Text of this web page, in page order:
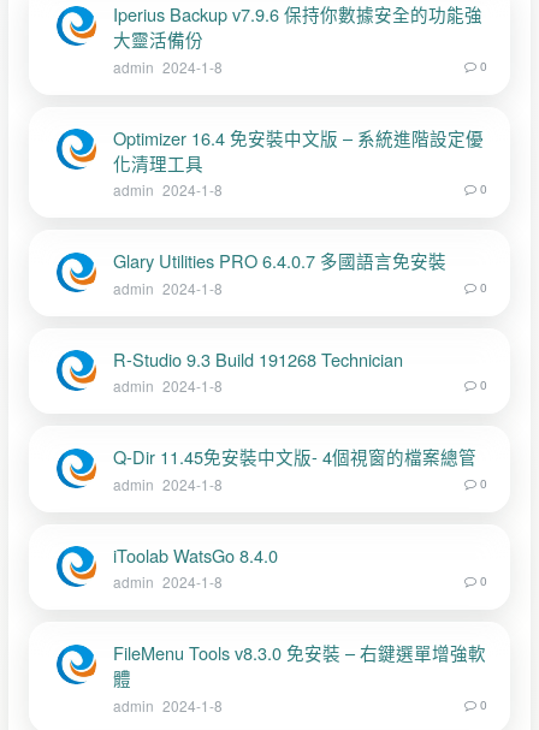
Iperius Backup v7.9.6 保持你數據安全的功能強
大靈活備份
admin 2024-1-8 0
Optimizer 16.4 免安裝中文版 – 系統進階設定優
化清理工具
admin 2024-1-8 0
Glary Utilities PRO 6.4.0.7 多國語言免安裝
admin 2024-1-8 0
R-Studio 9.3 Build 191268 Technician
admin 2024-1-8 0
Q-Dir 11.45免安裝中文版- 4個視窗的檔案總管
admin 2024-1-8 0
iToolab WatsGo 8.4.0
admin 2024-1-8 0
FileMenu Tools v8.3.0 免安裝 – 右鍵選單增強軟
體
admin 2024-1-8 0